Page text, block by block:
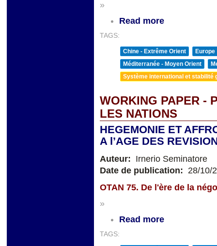
»
Read more
TAGS:
Chine - Extrême Orient
Europe
Méditerranée - Moyen Orient
Système international et stabilité
WORKING PAPER -
LES NATIONS
HEGEMONIE ET
A l’AGE DES
Auteur: Irnerio Seminatore
Date de publication: 28/10/
OTAN 75. De l'ère de la
»
Read more
TAGS: